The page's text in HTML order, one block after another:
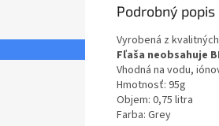
Podrobný popis
Vyrobená z
Fľaša neobsahuje
Vhodná na vodu,
Hmotnosť: 95g
Objem: 0,75 litra
Farba: Grey